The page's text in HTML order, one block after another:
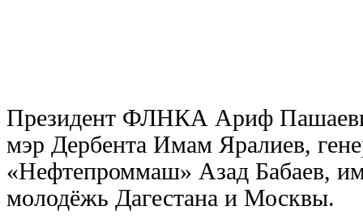
Президент ФЛНКА Ариф
мэр Дербента Имам Яралиев,
«Нефтепроммаш» Азад Бабаев,
молодёжь Дагестана и Москвы.